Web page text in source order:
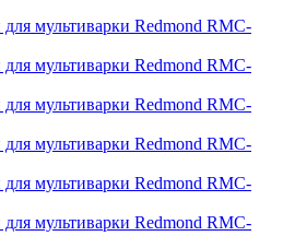
для мультиварки Redmond RMC-
для мультиварки Redmond RMC-
для мультиварки Redmond RMC-
для мультиварки Redmond RMC-
для мультиварки Redmond RMC-
для мультиварки Redmond RMC-